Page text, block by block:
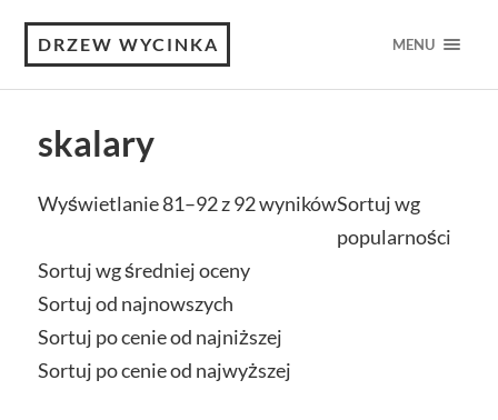
DRZEW WYCINKA MENU
skalary
Wyświetlanie 81–92 z 92 wynikówSortuj wg
popularności
Sortuj wg średniej oceny
Sortuj od najnowszych
Sortuj po cenie od najniższej
Sortuj po cenie od najwyższej